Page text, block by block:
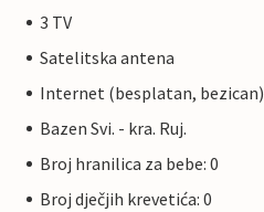
3 TV
Satelitska antena
Internet (besplatan, bezican)
Bazen Svi. - kra. Ruj.
Broj hranilica za bebe: 0
Broj dječjih krevetića: 0